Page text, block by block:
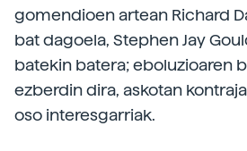
gomendioen artean Richard
bat dagoela, Stephen Jay
batekin batera; eboluzioaren
ezberdin dira, askotan
oso interesgarriak.